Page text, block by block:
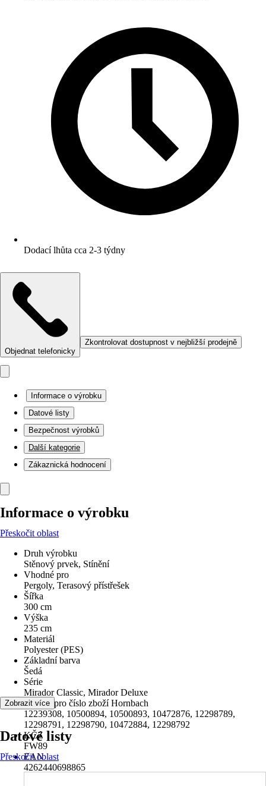
Dodací lhůta cca 2-3 týdny
Objednat telefonicky
Zkontrolovat dostupnost v nejbližší prodejně
Informace o výrobku
Datové listy
Bezpečnost výrobků
Další kategorie
Zákaznická hodnocení
Informace o výrobku
Přeskočit oblast
Druh výrobku
Stěnový prvek, Stínění
Vhodné pro
Pergoly, Terasový přístřešek
Šířka
300 cm
Výška
235 cm
Materiál
Polyester (PES)
Základní barva
Šedá
Série
Mirador Classic, Mirador Deluxe
vhodné pro číslo zboží Hornbach
12239308, 10500894, 10500893, 10472876, 12298789,
12298791, 12298790, 10472884, 12298792
KČZ
FW89
EAN
4262440698865
Zobrazit více
Datové listy
Přeskočit oblast